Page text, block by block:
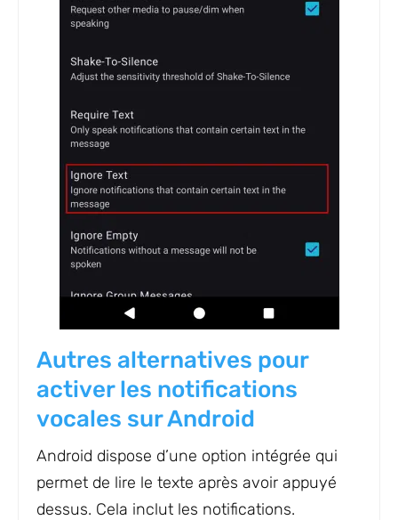
Autres alternatives pour
activer les notifications
vocales sur Android
Android dispose d’une option intégrée qui
permet de lire le texte après avoir appuyé
dessus. Cela inclut les notifications.